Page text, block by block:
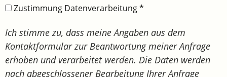
Zustimmung Datenverarbeitung*
Ich stimme zu, dass meine Angaben aus dem
Kontaktformular zur Beantwortung meiner Anfrage
erhoben und verarbeitet werden. Die Daten werden
nach abgeschlossener Bearbeitung Ihrer Anfrage